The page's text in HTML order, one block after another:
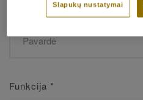
*
Funkcija *
Slapukų nustatymai